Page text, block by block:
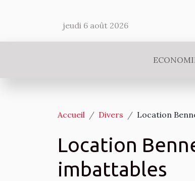
jeudi 6 août 2026
Accueil Divers Location
Location
imbattables